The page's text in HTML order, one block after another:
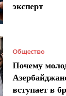
эксперт
Общество
Почему
вступает в